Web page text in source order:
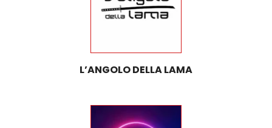
L’ANGOLO DELLA LAMA